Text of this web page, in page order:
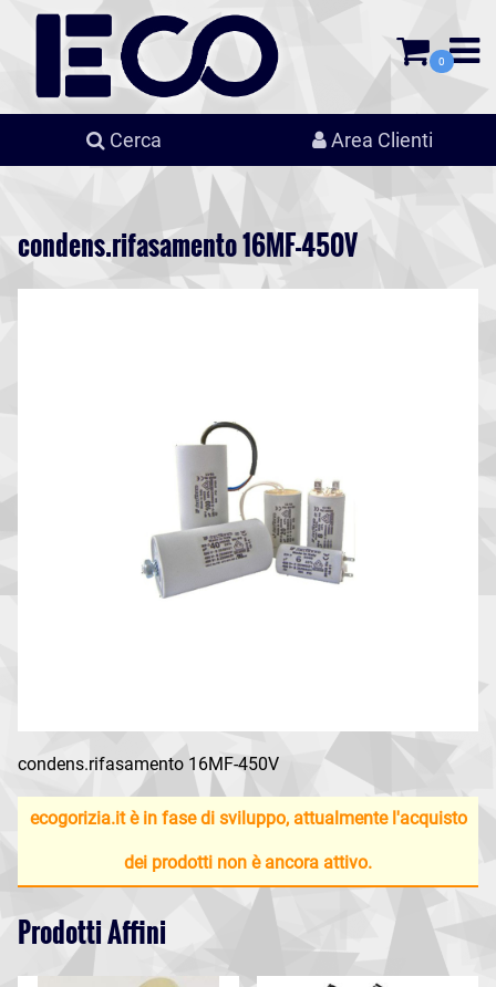
0
Cerca Area Clienti
condens.rifasamento 16MF-450V
condens.rifasamento 16MF-450V
ecogorizia.it è in fase di sviluppo, attualmente l'acquisto
dei prodotti non è ancora attivo.
Prodotti Affini